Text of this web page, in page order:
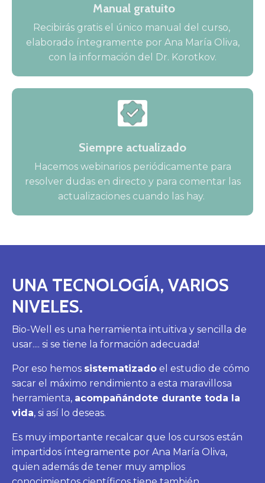
Manual gratuito
Recibirás gratis el único manual del curso,
elaborado íntegramente por Ana María Oliva,
con la información del Dr. Korotkov.
Siempre actualizado
Hacemos webinarios periódicamente para
resolver dudas en directo y para comentar las
actualizaciones cuando las hay.
UNA TECNOLOGÍA, VARIOS
NIVELES.
Bio-Well es una herramienta intuitiva y sencilla de
usar.... si se tiene la formación adecuada!
Por eso hemos sistematizado el estudio de cómo
sacar el máximo rendimiento a esta maravillosa
herramienta, acompañándote durante toda la
vida, si así lo deseas.
Es muy importante recalcar que los cursos están
impartidos íntegramente por Ana María Oliva,
quien además de tener muy amplios